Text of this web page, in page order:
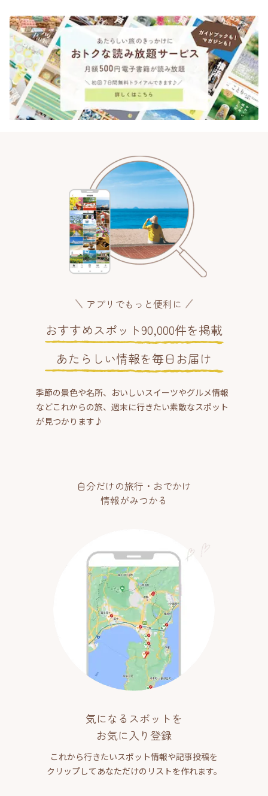
アプリでもっと便利に
おすすめスポット90,000件を掲載
あたらしい情報を毎日お届け
季節の景色や名所、おいしいスイーツやグルメ情報
などこれからの旅、週末に行きたい素敵なスポット
が見つかります♪
自分だけの旅行・おでかけ
情報がみつかる
気になるスポットを
お気に入り登録
これから行きたいスポット情報や記事投稿を
クリップしてあなただけのリストを作れます。